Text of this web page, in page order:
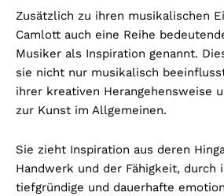
Zusätzlich zu ihren musikalischen
Camlott auch eine Reihe
Musiker als Inspiration genannt.
sie nicht nur musikalisch
ihrer kreativen Herangehensweise
zur Kunst im Allgemeinen.
Sie zieht Inspiration aus deren
Handwerk und der Fähigkeit, durch
tiefgründige und dauerhafte